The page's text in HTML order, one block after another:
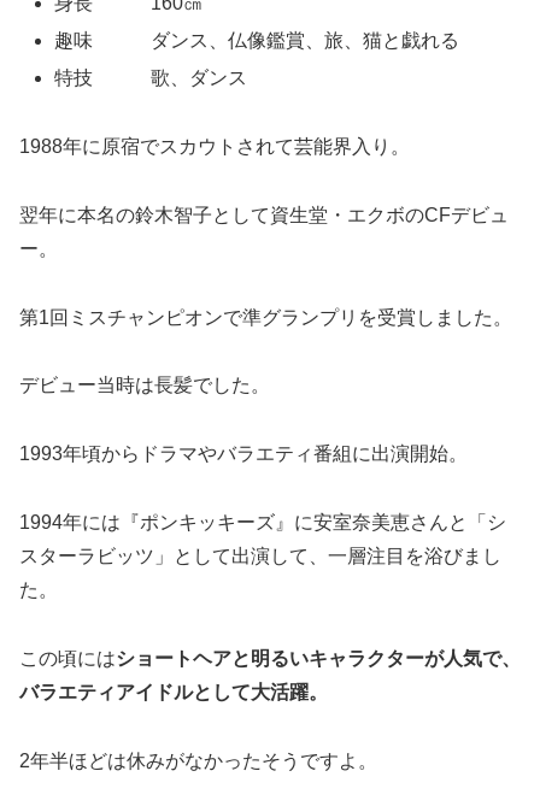
趣味 ダンス、仏像鑑賞、旅、猫と戯れる
特技 歌、ダンス
1988年に原宿でスカウトされて芸能界入り。
翌年に本名の鈴木智子として資生堂・エクボのCFデビュ
ー。
第1回ミスチャンピオンで準グランプリを受賞しました。
デビュー当時は長髪でした。
1993年頃からドラマやバラエティ番組に出演開始。
1994年には『ポンキッキーズ』に安室奈美恵さんと「シ
スターラビッツ」として出演して、一層注目を浴びまし
た。
この頃にはショートヘアと明るいキャラクターが人気で、
バラエティアイドルとして大活躍。
2年半ほどは休みがなかったそうですよ。